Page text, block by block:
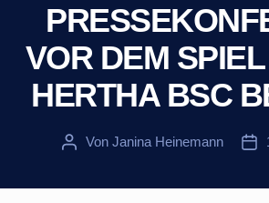
VOR DEM
HERTHA BSC
Beitragsautor
Von Janina Heinemann